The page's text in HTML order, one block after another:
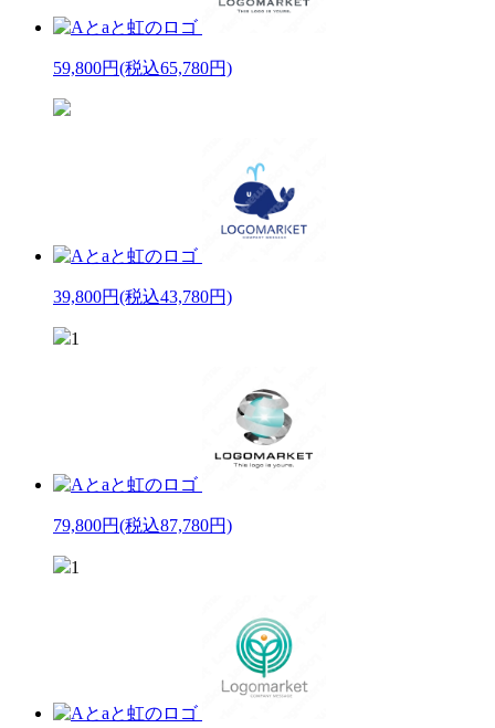
59,800円(税込65,780円)
39,800円(税込43,780円)
1
79,800円(税込87,780円)
1